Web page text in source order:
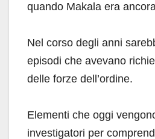
quando Makala era
Nel corso degli anni
episodi che avevano
delle forze dell’ordine.
Elementi che oggi
investigatori per